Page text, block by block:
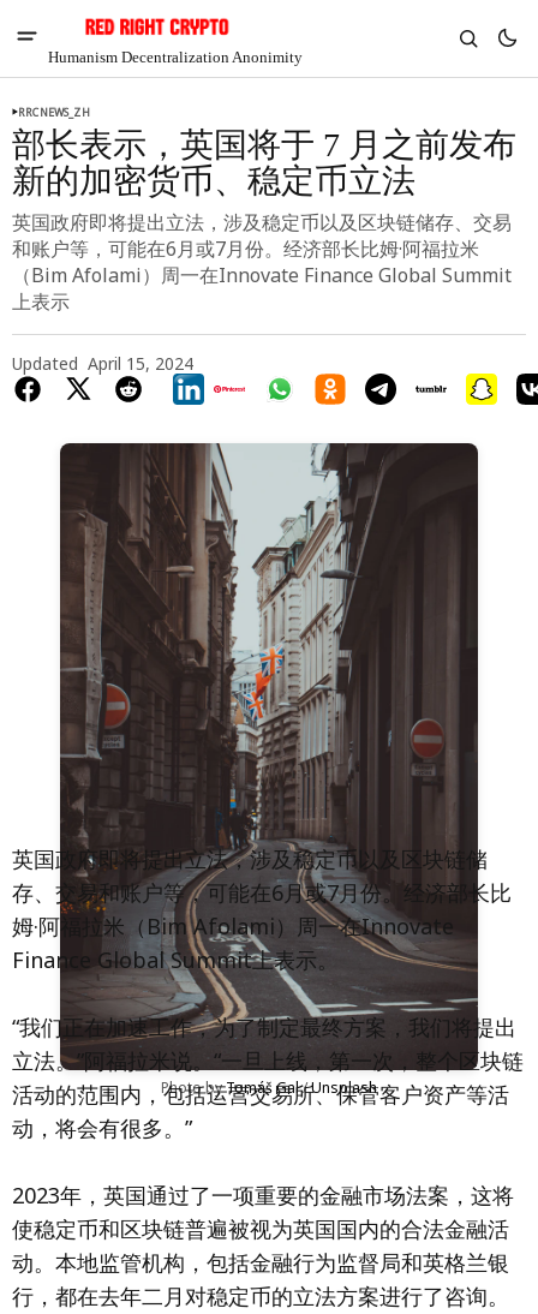
Humanism Decentralization Anonimity
-4.4%
RRCNEWS_ZH
部长表示，英国将于 7 月之前发布
新的加密货币、稳定币立法
英国政府即将提出立法，涉及稳定币以及区块链储存、交易
和账户等，可能在6月或7月份。经济部长比姆·阿福拉米
（Bim Afolami）周一在Innovate Finance Global Summit
上表示
Updated April 15, 2024
Photo by Tomáš Gal / Unsplash
英国政府即将提出立法，涉及稳定币以及区块链储
存、交易和账户等，可能在6月或7月份。经济部长比
姆·阿福拉米（Bim Afolami）周一在Innovate
Finance Global Summit上表示。
“我们正在加速工作，为了制定最终方案，我们将提出
立法。”阿福拉米说。“一旦上线，第一次，整个区块链
活动的范围内，包括运营交易所、保管客户资产等活
动，将会有很多。”
2023年，英国通过了一项重要的金融市场法案，这将
使稳定币和区块链普遍被视为英国国内的合法金融活
动。本地监管机构，包括金融行为监督局和英格兰银
行，都在去年二月对稳定币的立法方案进行了咨询。